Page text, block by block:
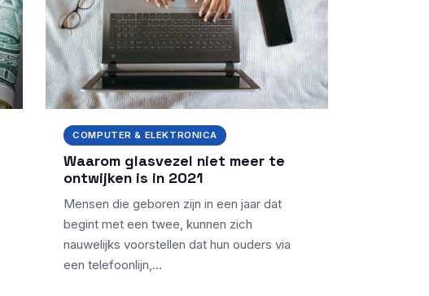
COMPUTER & ELEKTRONICA
Waarom glasvezel niet meer te
ontwijken is in 2021
Mensen die geboren zijn in een jaar dat
begint met een twee, kunnen zich
nauwelijks voorstellen dat hun ouders via
een telefoonlijn,…